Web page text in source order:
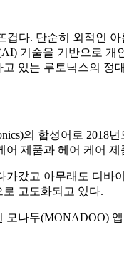
겁다. 단순히 외적인
기술을 기반으로
있는 루토닉스의 정
의 합성어로
제품과 헤어 케어
갔고 아무래도 디바
고도화되고 있다.